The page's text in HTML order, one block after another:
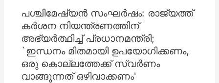
പശ്ചിമേഷ്യൻ സംഘര്‍ഷം: രാജ്യത്ത്
കര്‍ശന നിയന്ത്രണത്തിന്
അഭ്യര്‍ത്ഥിച്ച്‌ പ്രധാനമന്ത്രി;
`ഇന്ധനം മിതമായി ഉപയോഗിക്കണം,
ഒരു കൊല്ലത്തേക്ക് സ്വര്‍ണം
വാങ്ങുന്നത് ഒഴിവാക്കണം'